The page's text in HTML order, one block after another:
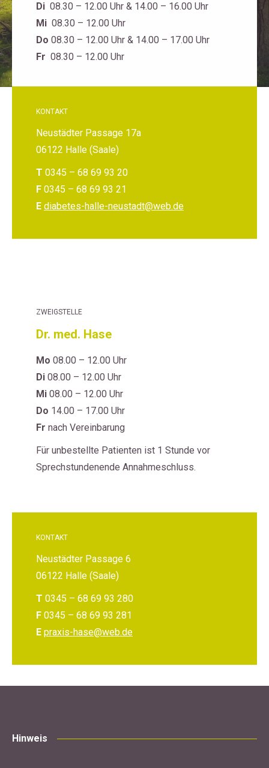
Di 08.30 – 12.00 Uhr & 14.00 – 16.00 Uhr
Mi 08.30 – 12.00 Uhr
Do 08.30 – 12.00 Uhr & 14.00 – 17.00 Uhr
Fr 08.30 – 12.00 Uhr
KONTAKT
Neustädter Passage 17a
06122 Halle (Saale)
T 0345 – 68 69 93 20
F 0345 – 68 69 93 21
E diabetes-halle-neustadt@web.de
ZWEIGSTELLE
Dr. med. Hase
Mo 08.00 – 12.00 Uhr
Di 08.00 – 12.00 Uhr
Mi 08.00 – 12.00 Uhr
Do 14.00 – 17.00 Uhr
Fr nach Vereinbarung
Für unbestellte Patienten ist 1 Stunde vor
Sprechstundenende Annahmeschluss.
KONTAKT
Neustädter Passage 6
06122 Halle (Saale)
T 0345 – 68 69 93 280
F 0345 – 68 69 93 281
E praxis-hase@web.de
Hinweis